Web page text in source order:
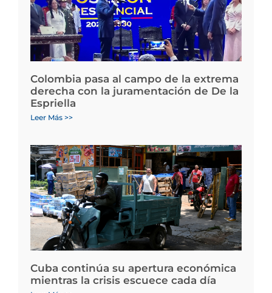
Colombia pasa al campo de la extrema
derecha con la juramentación de De la
Espriella
Leer Más >>
Cuba continúa su apertura económica
mientras la crisis escuece cada día